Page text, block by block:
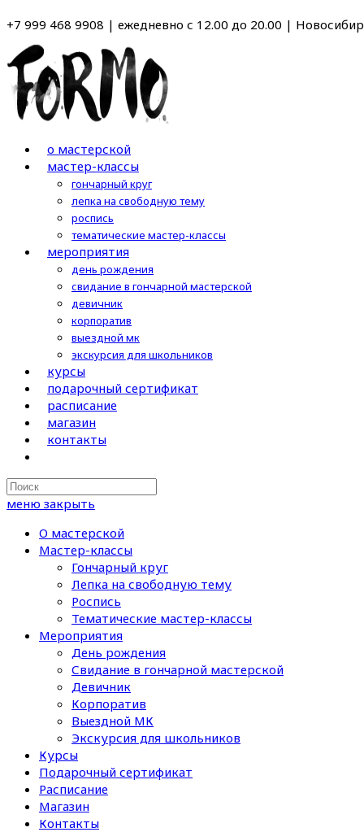
к
содержимому
+7 999 468 9908 | ежедневно с 12.00 до 20.00 |
о мастерской
мастер-классы
гончарный круг
лепка на свободную тему
роспись
тематические мастер-классы
мероприятия
день рождения
свидание в гончарной мастерской
девичник
корпоратив
выездной мк
экскурсия для школьников
курсы
подарочный сертификат
расписание
магазин
контакты
Search
this
меню закрыть
О мастерской
Мастер-классы
Гончарный круг
Лепка на свободную тему
Роспись
Тематические мастер-классы
Мероприятия
День рождения
Свидание в гончарной мастерской
Девичник
Корпоратив
Выездной МК
Экскурсия для школьников
Курсы
Подарочный сертификат
Расписание
Магазин
Контакты